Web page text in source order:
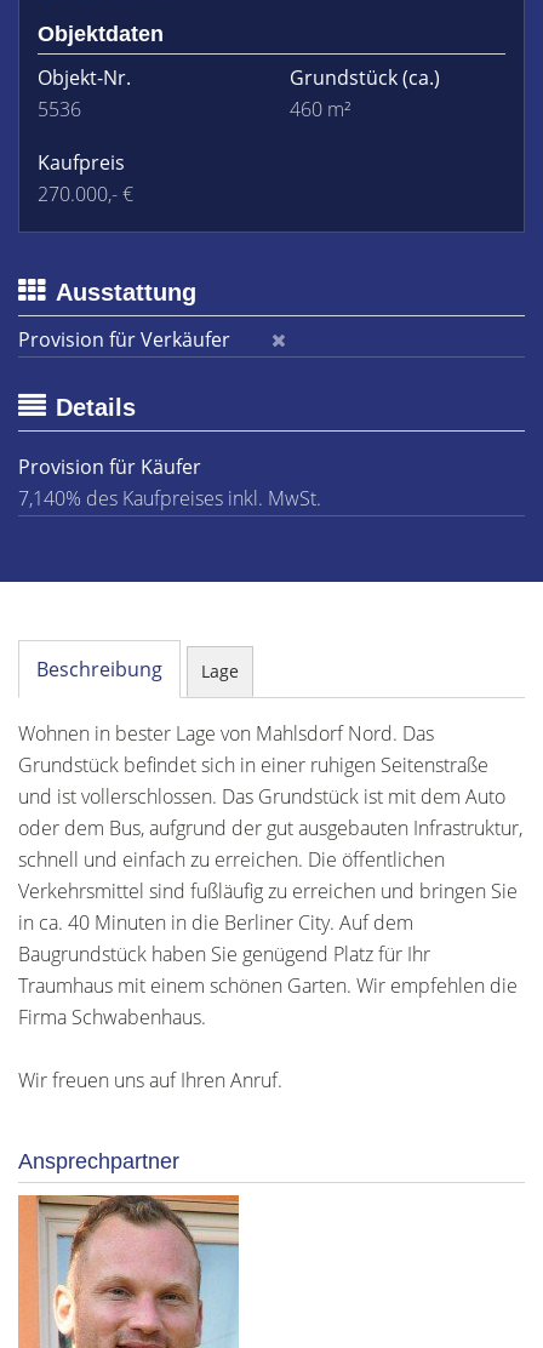
Objektdaten
Objekt-Nr.
5536
Grundstück(ca.)
460 m²
Kaufpreis
270.000,- €
Ausstattung
Provision für Verkäufer
Details
Provision für Käufer
7,140% des Kaufpreises inkl. MwSt.
Beschreibung Lage
Wohnen in bester Lage von Mahlsdorf Nord. Das
Grundstück befindet sich in einer ruhigen Seitenstraße
und ist vollerschlossen. Das Grundstück ist mit dem Auto
oder dem Bus, aufgrund der gut ausgebauten Infrastruktur,
schnell und einfach zu erreichen. Die öffentlichen
Verkehrsmittel sind fußläufig zu erreichen und bringen Sie
in ca. 40 Minuten in die Berliner City. Auf dem
Baugrundstück haben Sie genügend Platz für Ihr
Traumhaus mit einem schönen Garten. Wir empfehlen die
Firma Schwabenhaus.
Wir freuen uns auf Ihren Anruf.
Ansprechpartner